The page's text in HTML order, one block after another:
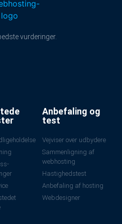
vurderinger.
Anbefaling og
test
Vejviser over udbydere
Sammenligning af
webhosting
Hastighedstest
Anbefaling af hosting
Webdesigner